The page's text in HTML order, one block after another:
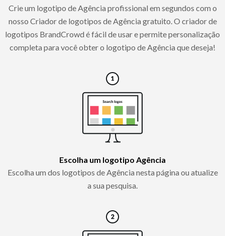
Crie um logotipo de Agência profissional em segundos com o
nosso Criador de logotipos de Agência gratuito. O criador de
logotipos BrandCrowd é fácil de usar e permite personalização
completa para você obter o logotipo de Agência que deseja!
Escolha um logotipo Agência
Escolha um dos logotipos de Agência nesta página ou atualize
a sua pesquisa.